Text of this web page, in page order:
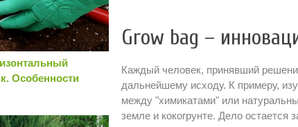
Особенности
Grow bag –
Каждый человек, принявший
дальнейшему исходу. К примеру,
между "химикатами" или
земле и кокогрунте. Дело остается